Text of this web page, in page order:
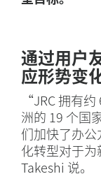
通过用户
应形势变
“JRC 拥有
洲的 19 个国
们加快了办
化转型对于
Takeshi 说。